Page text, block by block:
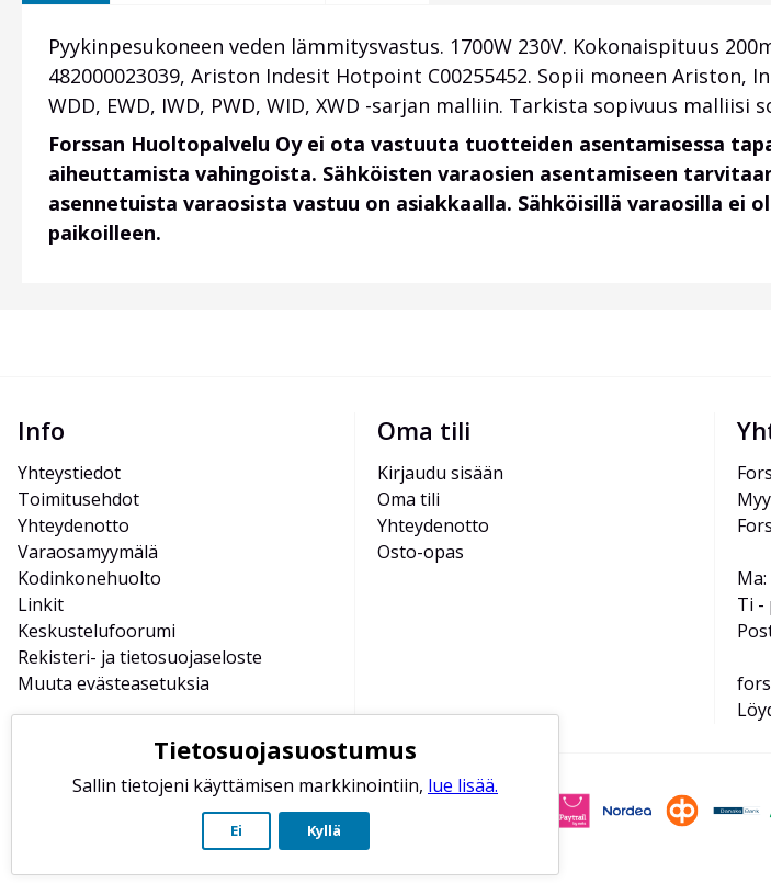
Pyykinpesukoneen veden lämmitysvastus. 1700W 230V. Kokonaispituus
482000023039, Ariston Indesit Hotpoint C00255452. Sopii moneen Ariston,
WDD, EWD, IWD, PWD, WID, XWD -sarjan malliin. Tarkista sopivuus malliisi
Forssan Huoltopalvelu Oy ei ota vastuuta tuotteiden asentamisessa
aiheuttamista vahingoista. Sähköisten varaosien asentamiseen
asennetuista varaosista vastuu on asiakkaalla. Sähköisillä varaosilla
paikoilleen.
Info
Yhteystiedot
Toimitusehdot
Yhteydenotto
Varaosamyymälä
Kodinkonehuolto
Linkit
Keskustelufoorumi
Rekisteri- ja tietosuojaseloste
Muuta evästeasetuksia
Oma tili
Kirjaudu sisään
Oma tili
Yhteydenotto
Osto-opas
Ma:
Ti -
Tietosuojasuostumus
Sallin tietojeni käyttämisen markkinointiin, lue lisää.
Ei Kyllä